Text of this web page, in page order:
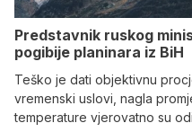
Predstavnik ruskog
pogibije planinara iz BiH
Teško je dati objektivnu
vremenski uslovi, nagla
temperature vjerovatno su